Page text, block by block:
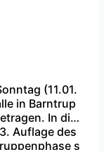
(11.01.
in Barntrup
In die
Auflage des
s